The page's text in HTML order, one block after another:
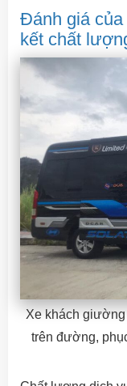
Đánh giá
kết chất
Xe khách giường
trên đường,